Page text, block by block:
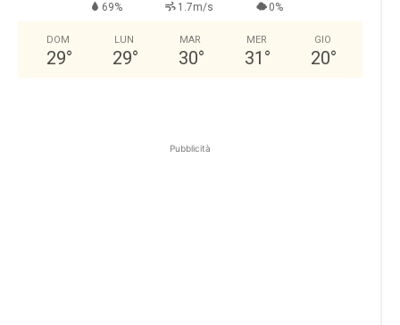
69% 1.7m/s 0%
DOM
29°
LUN
29°
MAR
30°
MER
31 °
GIO
20°
Pubblicità